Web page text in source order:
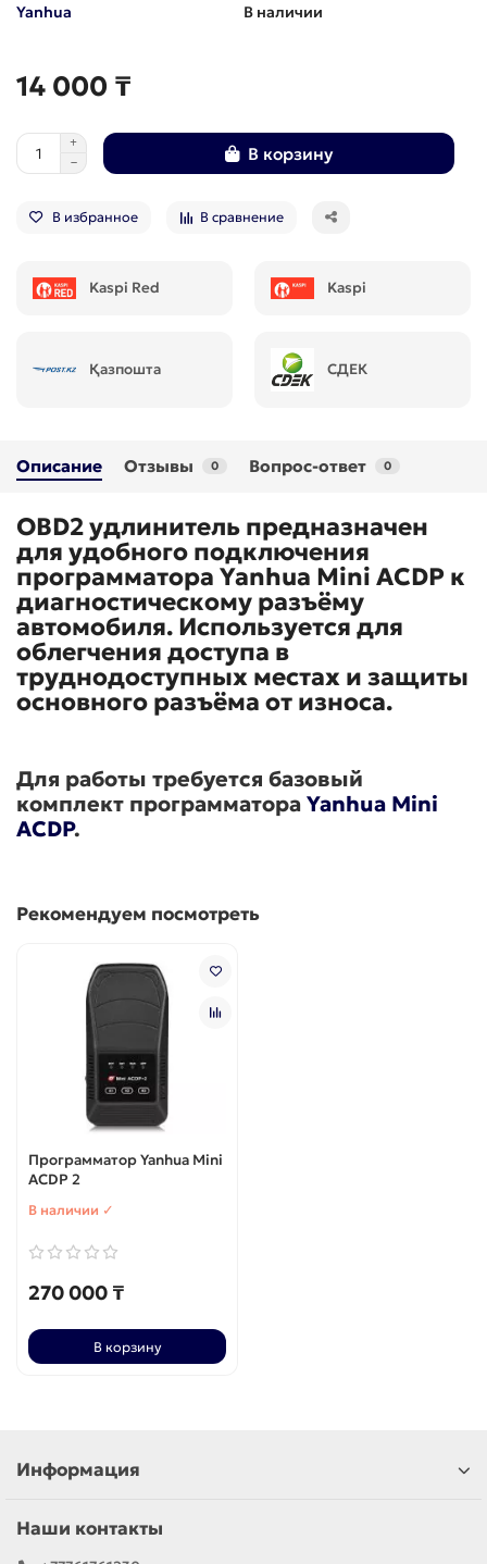
Yanhua В наличии
14 000 ₸
В корзину
В избранное В сравнение
Kaspi Red Kaspi
Қазпошта СДЕК
Описание Отзывы 0 Вопрос-ответ 0
OBD2 удлинитель предназначен
для удобного подключения
программатора Yanhua Mini ACDP к
диагностическому разъёму
автомобиля. Используется для
облегчения доступа в
труднодоступных местах и защиты
основного разъёма от износа.
Для работы требуется базовый
комплект программатора Yanhua Mini
ACDP.
Рекомендуем посмотреть
Программатор Yanhua Mini
ACDP 2
В наличии ✓
270 000 ₸
В корзину
Информация
Наши контакты